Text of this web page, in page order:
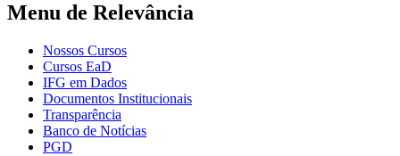
Menu de Relevância
Nossos Cursos
Cursos EaD
IFG em Dados
Documentos Institucionais
Transparência
Banco de Notícias
PGD